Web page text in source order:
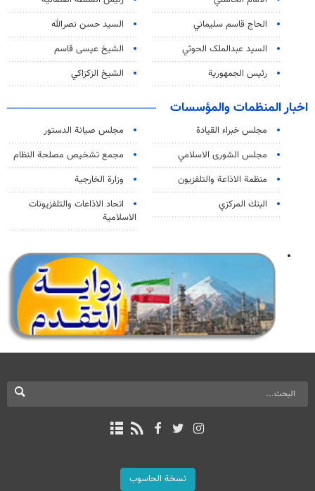
الحاج قاسم سليماني
السيد حسن نصرالله
السید عبدالملک الحوثي
الشيخ عيسى قاسم
رئيس الجمهورية
الشيخ الزكزاكي
اخبار المنظمات والمؤسسات
مجلس خبراء القيادة
مجلس صيانة الدستور
مجلس الشورى الاسلامي
مجمع تشخيص مصلحة النظام
منظمة الاذاعة والتلفزیون
وزارة الخارجية
البنك المركزي
اتحاد الاذاعات والتلفزيونات
الاسلامية
نسخة الحاسوب